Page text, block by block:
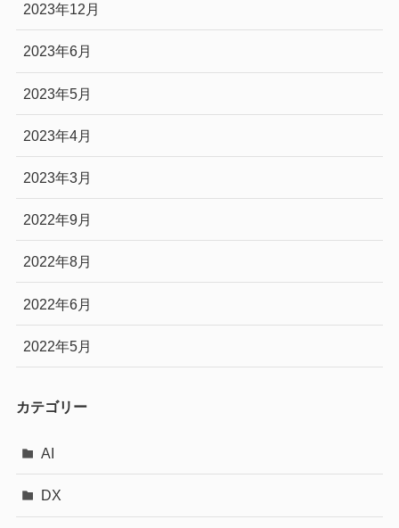
2023年12月
2023年6月
2023年5月
2023年4月
2023年3月
2022年9月
2022年8月
2022年6月
2022年5月
カテゴリー
AI
DX